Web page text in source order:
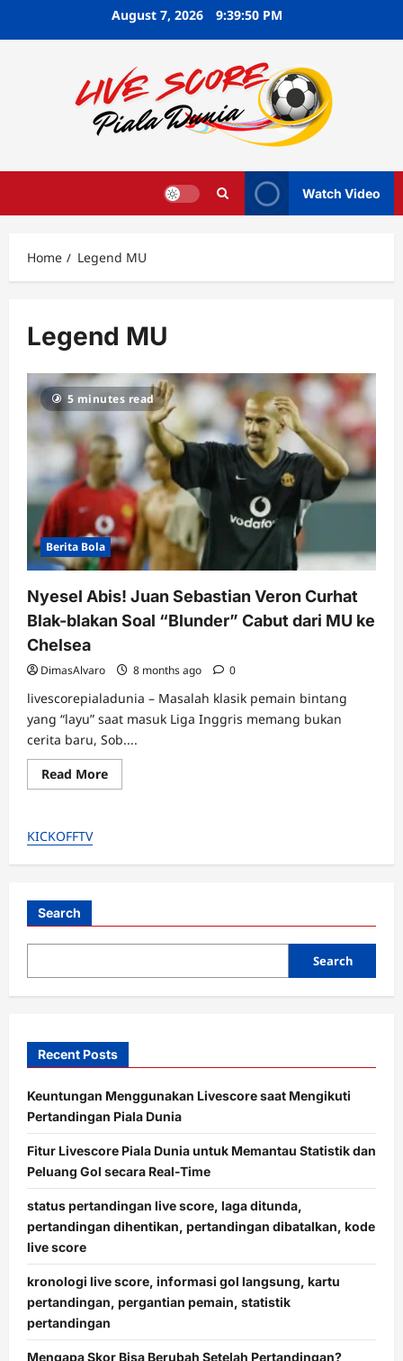
August 7, 2026 9:39:50 PM
Watch Video
Home Legend MU
Legend MU
5 minutes read
Berita Bola
Nyesel Abis! Juan Sebastian Veron Curhat
Blak-blakan Soal “Blunder” Cabut dari MU ke
Chelsea
DimasAlvaro 8 months ago 0
livescorepialadunia – Masalah klasik pemain bintang
yang “layu” saat masuk Liga Inggris memang bukan
cerita baru, Sob....
Read MoreRead
more
Veron
“Blunder”
dari
ke
KICKOFFTV
Search
Search
Recent Posts
Keuntungan Menggunakan Livescore saat Mengikuti
Pertandingan Piala Dunia
Fitur Livescore Piala Dunia untuk Memantau Statistik dan
Peluang Gol secara Real-Time
status pertandingan live score, laga ditunda,
pertandingan dihentikan, pertandingan dibatalkan, kode
live score
kronologi live score, informasi gol langsung, kartu
pertandingan, pergantian pemain, statistik
pertandingan
Mengapa Skor Bisa Berubah Setelah Pertandingan?